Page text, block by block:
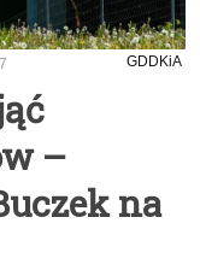
GDDKiA
–
na